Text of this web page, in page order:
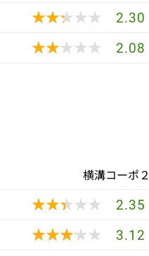
★★★★★
★★★★★ 2.30
★★★★★
★★★★★ 2.08
横溝コーポ２
★★★★★
★★★★★ 2.35
★★★★★
★★★★★ 3.12